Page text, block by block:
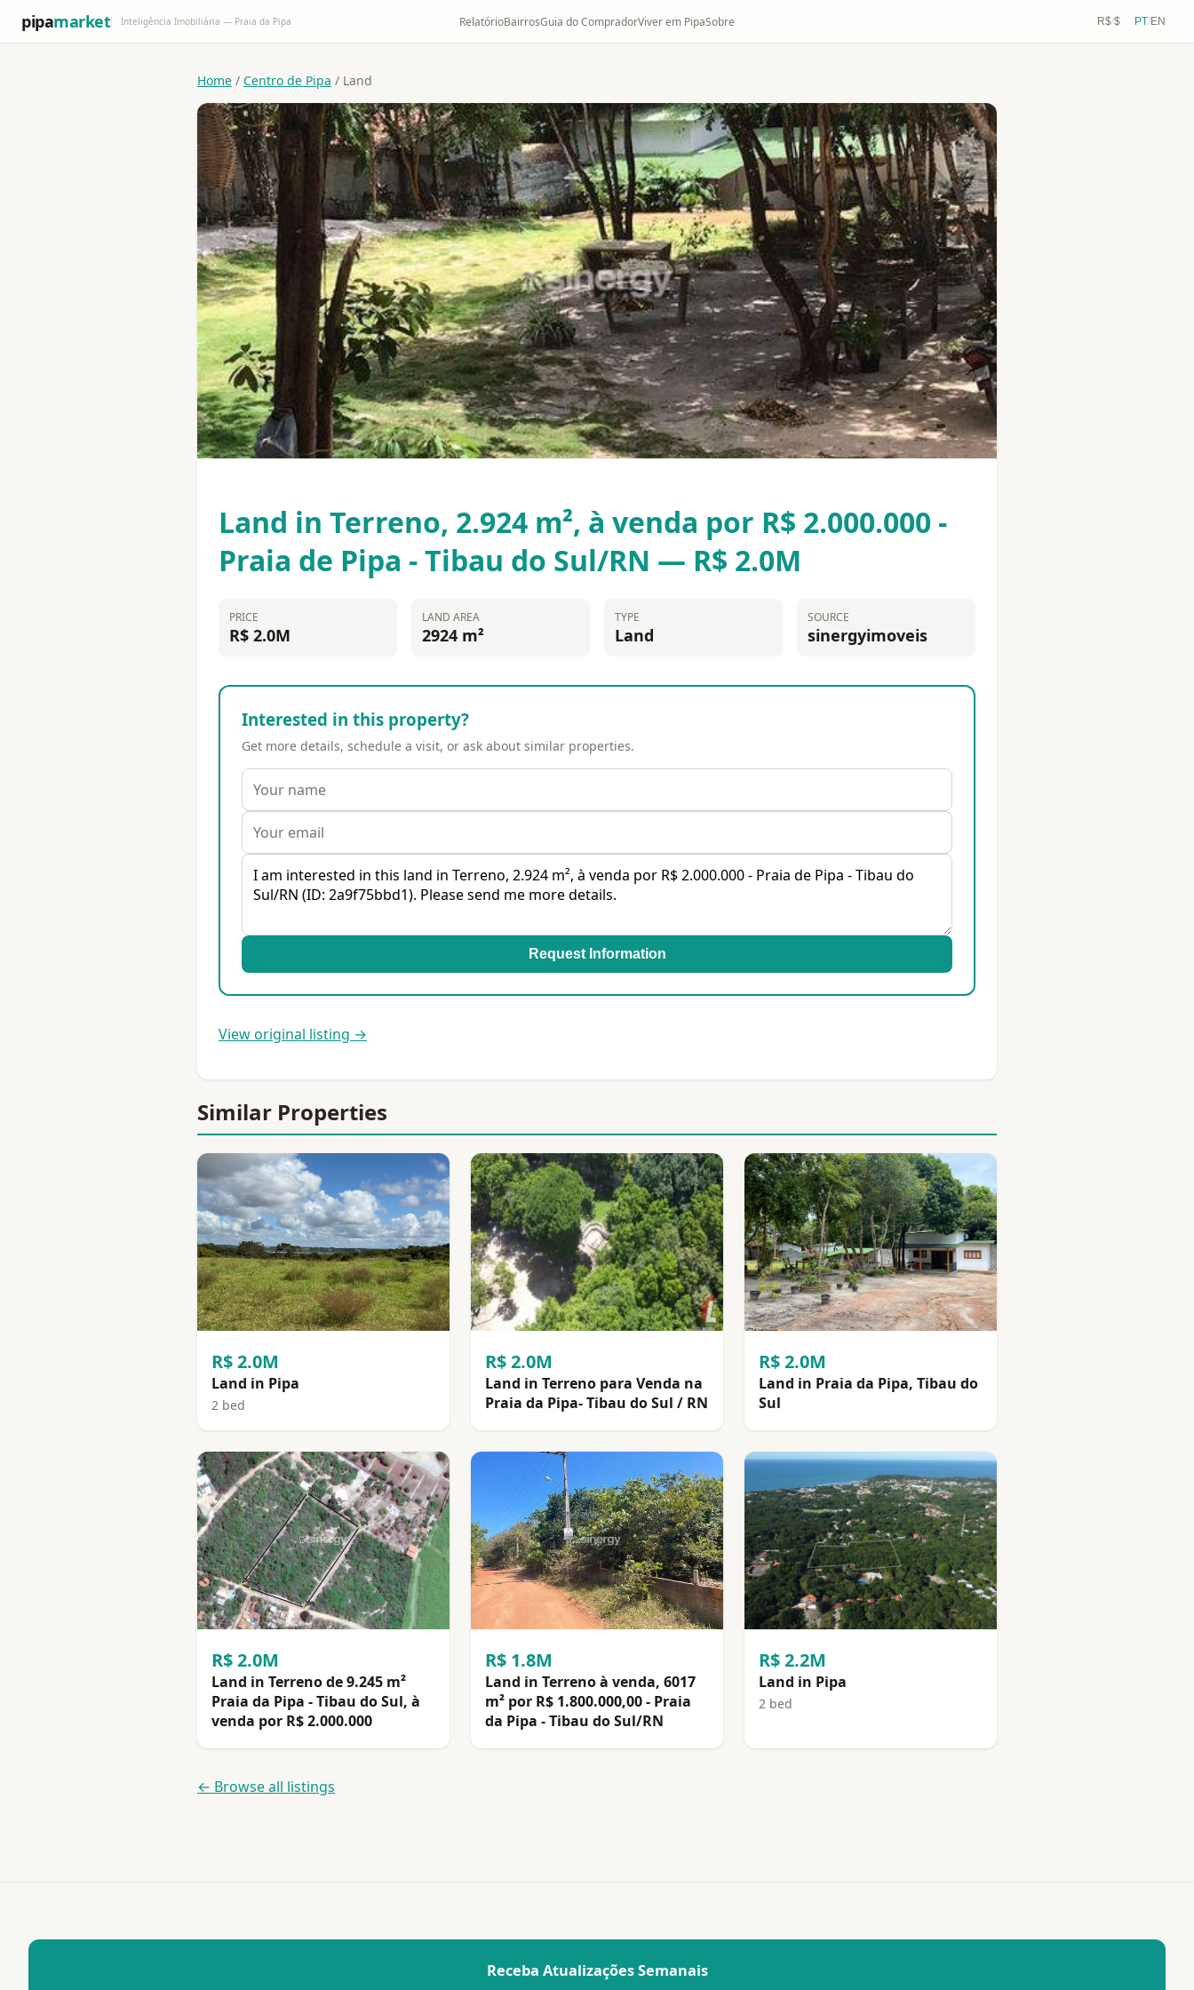
pipamarket Inteligência Imobiliária — Praia da Pipa RelatórioBairrosGuia do CompradorViver em PipaSobre R$/$ PT/EN
Home / Centro de Pipa / Land
Land in Terreno, 2.924 m², à venda por R$ 2.000.000 -
Praia de Pipa - Tibau do Sul/RN — R$ 2.0M
PRICE
R$ 2.0M
LAND AREA
2924 m²
TYPE
Land
SOURCE
sinergyimoveis
Interested in this property?
Get more details, schedule a visit, or ask about similar properties.
Request Information
View original listing →
Similar Properties
R$ 2.0M
Land in Pipa
2 bed
R$ 2.0M
Land in Terreno para Venda na
Praia da Pipa- Tibau do Sul / RN
R$ 2.0M
Land in Praia da Pipa, Tibau do
Sul
R$ 2.0M
Land in Terreno de 9.245 m²
Praia da Pipa - Tibau do Sul, à
venda por R$ 2.000.000
R$ 1.8M
Land in Terreno à venda, 6017
m² por R$ 1.800.000,00 - Praia
da Pipa - Tibau do Sul/RN
R$ 2.2M
Land in Pipa
2 bed
← Browse all listings
Receba Atualizações Semanais